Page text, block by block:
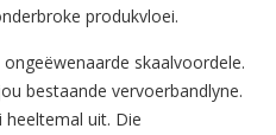
produkvloei.
skaalvoordele.
bestaande vervoerbandlyne.
heeltemal uit. Die